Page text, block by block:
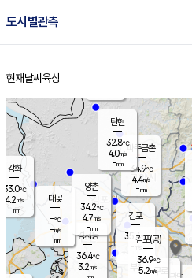
도시별관측
홈
현재날씨 육상
경서동
36.4℃
3.2m/s
파주금촌
34.9℃
4.4m/s
-mm
대곶
-℃
-m/s
-mm
탄현
32.8℃
4.0m/s
-mm
김포
35.4℃
-m/s
mm
부천
양촌
34.2℃
4.7m/s
-mm
구로
강화
33.0℃
4.2m/s
-mm
김포(공)
36.9℃
5.2m/s